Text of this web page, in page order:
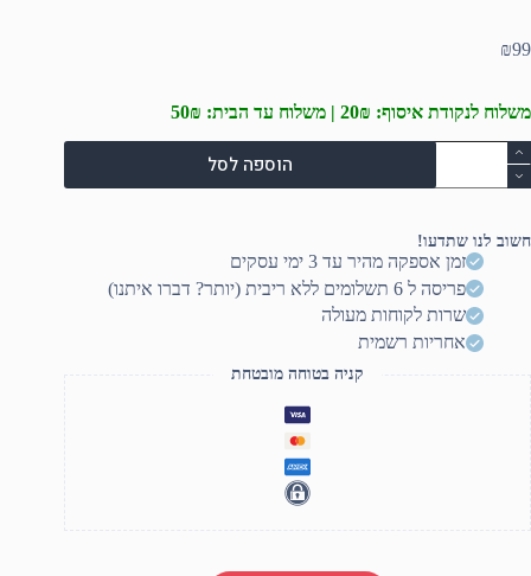
₪99
משלוח לנקודת איסוף: 20₪ | משלוח עד הבית: 50₪
כמות
של
כיסוי
לטאבלט
"MA1068
הוספה לסל
חשוב לנו שתדעו!
זמן אספקה מהיר עד 3 ימי עסקים
פריסה ל 6 תשלומים ללא ריבית (יותר? דברו איתנו)
שרות לקוחות מעולה
אחריות רשמית
קניה בטוחה מובטחת